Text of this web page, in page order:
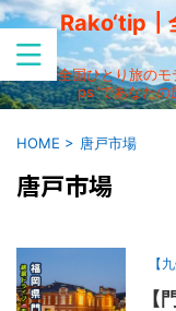
Rako‘tip┃
全国ひとり旅の
ps"であなたの
HOME > 唐戸市場
唐戸市場
【
【